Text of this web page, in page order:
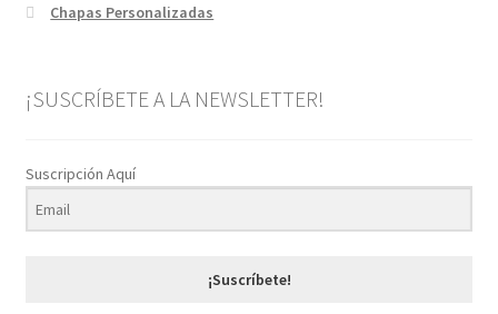
Chapas Personalizadas
¡SUSCRÍBETE A LA NEWSLETTER!
Suscripción Aquí
¡Suscríbete!